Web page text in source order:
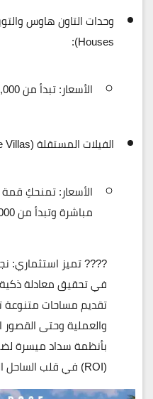
Houses):
الأسعار:تبدأ من
الفيلات المستقلة (Standalone Villas):
الأسعار:تمنحكِ قمة
مباشرة وتبدأ من
????تميز استثماري:
في تحقيق معادلة
تقديم مساحات متنوعة
والعملية وحتى القصور
بأنظمة سداد ميسرة
(ROI) في قلب الساحل الشمالي.